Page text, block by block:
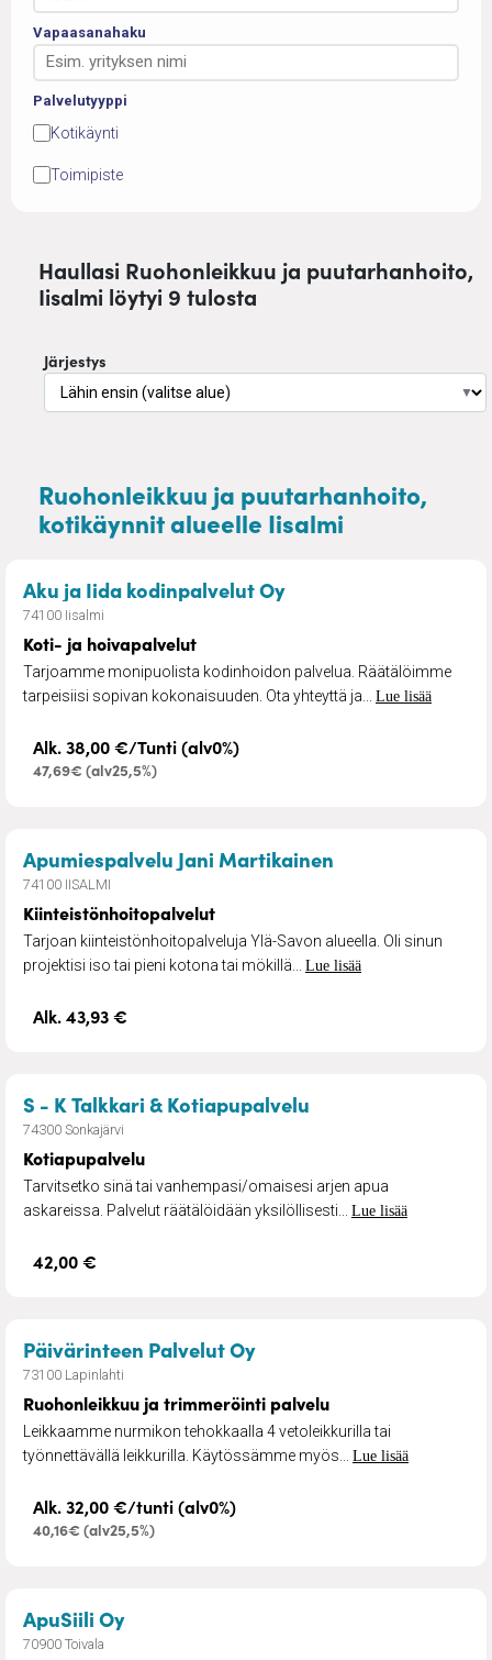
Vapaasanahaku
Palvelutyyppi
Kotikäynti
Toimipiste
Haullasi Ruohonleikkuu ja puutarhanhoito,
Iisalmi löytyi 9 tulosta
Järjestys
▼
Ruohonleikkuu ja puutarhanhoito,
kotikäynnit alueelle Iisalmi
Aku ja Iida kodinpalvelut Oy– Koti- ja
74100 Iisalmi
Koti- ja hoivapalvelut
Tarjoamme monipuolista kodinhoidon palvelua. Räätälöimme
tarpeisiisi sopivan kokonaisuuden. Ota yhteyttä ja... Lue lisää
Alk. 38,00 €/Tunti (alv0%)
47,69€ (alv25,5%)
Apumiespalvelu Jani Martikainen
74100 IISALMI
Kiinteistönhoitopalvelut
Tarjoan kiinteistönhoitopalveluja Ylä-Savon alueella. Oli sinun
projektisi iso tai pieni kotona tai mökillä... Lue lisää
Alk. 43,93 €
S - K Talkkari & Kotiapupalvelu
74300 Sonkajärvi
Kotiapupalvelu
Tarvitsetko sinä tai vanhempasi/omaisesi arjen apua
askareissa. Palvelut räätälöidään yksilöllisesti... Lue lisää
42,00 €
Päivärinteen Palvelut Oy– Ruohonleikkuu ja
73100 Lapinlahti
Ruohonleikkuu ja trimmeröinti palvelu
Leikkaamme nurmikon tehokkaalla 4 vetoleikkurilla tai
työnnettävällä leikkurilla. Käytössämme myös... Lue lisää
Alk. 32,00 €/tunti (alv0%)
40,16€ (alv25,5%)
ApuSiili Oy– Pihanhoito ja nurmikonleikkuu
70900 Toivala